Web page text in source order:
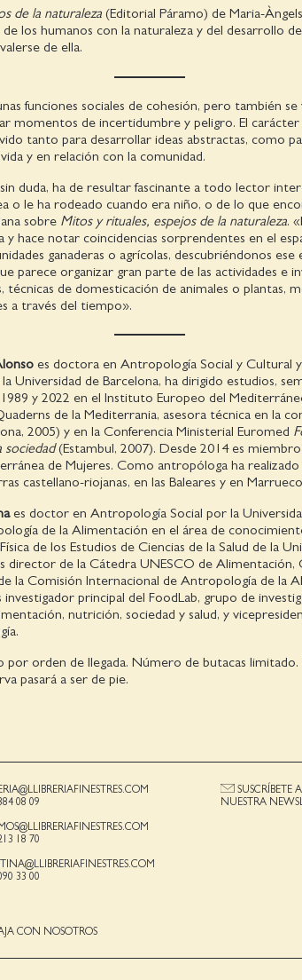
de la naturaleza(Editorial Páramo) de Maria-
de los humanos con la naturaleza y del desarrollo
de ella.
funciones sociales de cohesión, pero también
momentos de incertidumbre y peligro. El
tanto para desarrollar ideas abstractas, como
y en relación con la comunidad.
duda, ha de resultar fascinante a todo lector
o le ha rodeado cuando era niño, o de lo que
sobre Mitos y rituales, espejos de la naturaleza.
y hace notar coincidencias sorprendentes en el
ganaderas o agrícolas, descubriéndonos ese
parece organizar gran parte de las actividades e
técnicas de domesticación de animales o plantas,
a través del tiempo».
es doctora en Antropología Social y Cultural y
Universidad de Barcelona, ha dirigido estudios,
y 2022 en el Instituto Europeo del
de la Mediterrania, asesora técnica en la
2005) y en la Conferencia Ministerial Euromed
sociedad(Estambul, 2007). Desde 2014 es
de Mujeres. Como antropóloga ha realizado
castellano-riojanas, en las Baleares y en
es doctor en Antropología Social por la
de la Alimentación en el área de
de los Estudios de Ciencias de la Salud de la
director de la Cátedra UNESCO de Alimentación,
la Comisión Internacional de Antropología de la
principal del FoodLab, grupo de
nutrición, sociedad y salud, y
por orden de llegada. Número de butacas limitado.
pasará a ser de pie.
08 09
18 70
33 00
CON NOSOTROS
SUSCRÍBETE A
NUESTRA